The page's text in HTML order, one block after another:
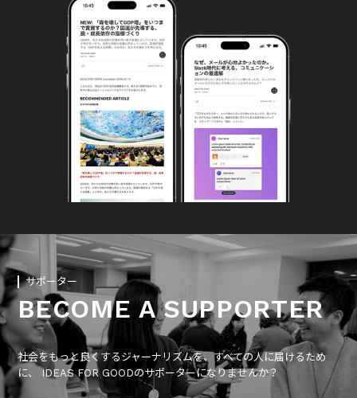
サポーター
BECOME A SUPPORTER
社会をもっと良くするジャーナリズムを、すべての人に届けるため
に、 IDEAS FOR GOODのサポーターになりませんか？